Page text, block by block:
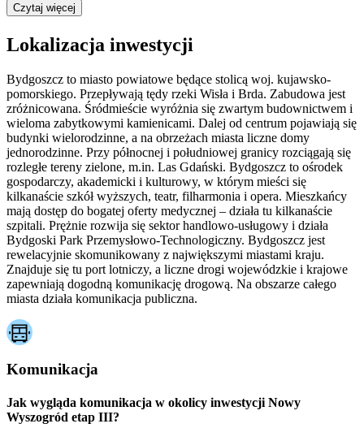
Czytaj więcej
Lokalizacja inwestycji
Bydgoszcz to miasto powiatowe będące stolicą woj. kujawsko-
pomorskiego. Przepływają tędy rzeki Wisła i Brda. Zabudowa jest
zróżnicowana. Śródmieście wyróżnia się zwartym budownictwem i
wieloma zabytkowymi kamienicami. Dalej od centrum pojawiają się
budynki wielorodzinne, a na obrzeżach miasta liczne domy
jednorodzinne. Przy północnej i południowej granicy rozciągają się
rozległe tereny zielone, m.in. Las Gdański. Bydgoszcz to ośrodek
gospodarczy, akademicki i kulturowy, w którym mieści się
kilkanaście szkół wyższych, teatr, filharmonia i opera. Mieszkańcy
mają dostęp do bogatej oferty medycznej – działa tu kilkanaście
szpitali. Prężnie rozwija się sektor handlowo-usługowy i działa
Bydgoski Park Przemysłowo-Technologiczny. Bydgoszcz jest
rewelacyjnie skomunikowany z największymi miastami kraju.
Znajduje się tu port lotniczy, a liczne drogi wojewódzkie i krajowe
zapewniają dogodną komunikację drogową. Na obszarze całego
miasta działa komunikacja publiczna.
Komunikacja
Jak wygląda komunikacja w okolicy inwestycji Nowy
Wyszogród etap III?